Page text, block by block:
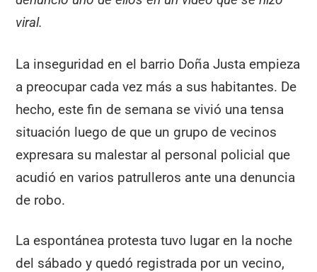
viral.
La inseguridad en el barrio Doña Justa empieza
a preocupar cada vez más a sus habitantes. De
hecho, este fin de semana se vivió una tensa
situación luego de que un grupo de vecinos
expresara su malestar al personal policial que
acudió en varios patrulleros ante una denuncia
de robo.
La espontánea protesta tuvo lugar en la noche
del sábado y quedó registrada por un vecino,